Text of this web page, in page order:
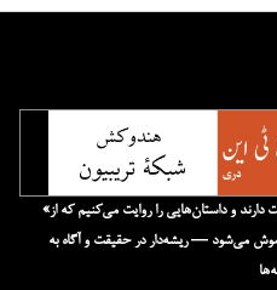
«ما صداهایی را بازتاب می‌دهیم که اهمیت دارند و داستان‌هایی را روایت می‌کنیم که از
می‌شود — ریشه‌دار در حقیقت و آگاه به